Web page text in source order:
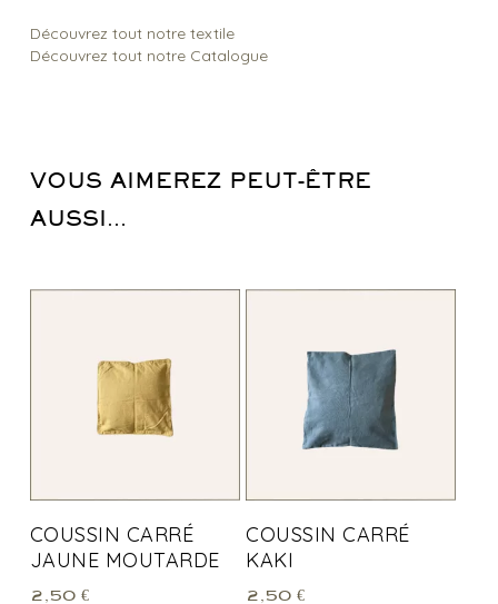
Découvrez tout notre textile
Découvrez tout notre Catalogue
VOUS AIMEREZ PEUT-ÊTRE
AUSSI…
COUSSIN CARRÉ
JAUNE MOUTARDE
2,50 €
COUSSIN CARRÉ
KAKI
2,50€